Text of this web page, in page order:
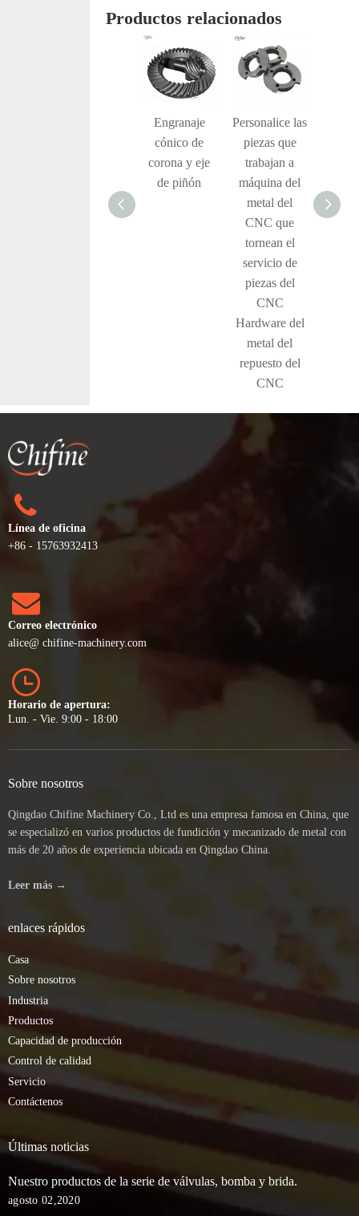
Productos relacionados
máquina de la
precisión de
Engranaje
cónico de
corona y eje
de piñón
Personalice las
piezas que
trabajan a
máquina del
metal del
CNC que
tornean el
servicio de
piezas del
CNC
Hardware del
metal del
repuesto del
CNC
Línea de oficina
+86 - 15763932413
Correo electrónico
alice@ chifine-machinery.com
Horario de apertura:
Lun. - Vie. 9:00 - 18:00
Sobre nosotros
Qingdao Chifine Machinery Co., Ltd es una empresa famosa en China, que
se especializó en varios productos de fundición y mecanizado de metal con
más de 20 años de experiencia ubicada en Qingdao China.
Leer más →
enlaces rápidos
Casa
Sobre nosotros
Industria
Productos
Capacidad de producción
Control de calidad
Servicio
Contáctenos
Últimas noticias
Nuestro productos de la serie de válvulas, bomba y brida.
agosto 02,2020